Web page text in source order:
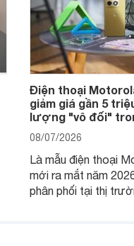
Điện thoại
giảm giá gần 5
lượng "vô đối"
08/07/2026
Là mẫu điện thoại
mới ra mắt năm
phân phối tại thị